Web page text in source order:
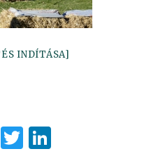
INDÍTÁSA]
Twitter
LinkedIn